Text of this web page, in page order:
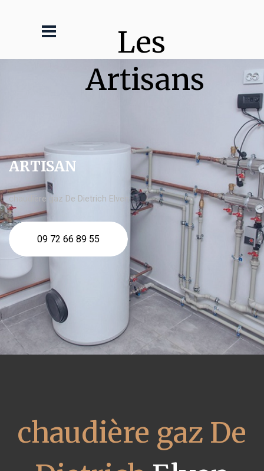
Les
Artisans
ARTISAN
chaudière gaz De Dietrich Elven
09 72 66 89 55
chaudière gaz De